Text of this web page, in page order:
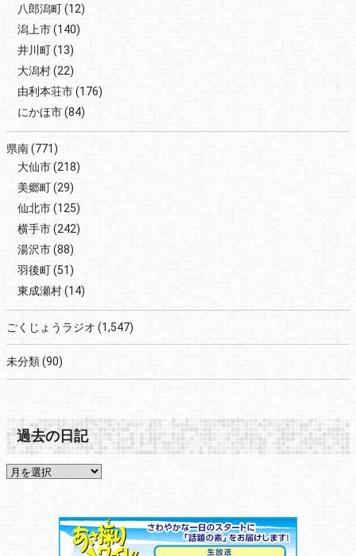
八郎潟町(12)
潟上市(140)
井川町(13)
大潟村(22)
由利本荘市(176)
にかほ市(84)
県南(771)
大仙市(218)
美郷町(29)
仙北市(125)
横手市(242)
湯沢市(88)
羽後町(51)
東成瀬村(14)
ごくじょうラジオ (1,547)
未分類(90)
過去の日記